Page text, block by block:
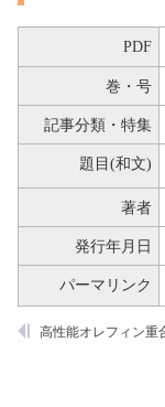
PDF
巻・号
記事分類・特集
題目(和文)
著者
発行年月日
パーマリンク